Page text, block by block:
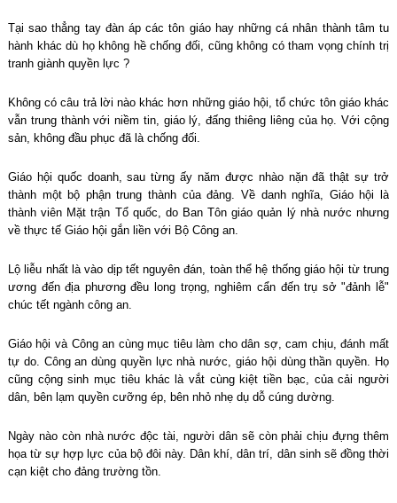
Tại sao thẳng tay đàn áp các tôn giáo hay những cá nhân thành tâm tu
hành khác dù họ không hề chống đối, cũng không có tham vọng chính trị
tranh giành quyền lực ?
Không có câu trả lời nào khác hơn những giáo hội, tổ chức tôn giáo khác
vẫn trung thành với niềm tin, giáo lý, đấng thiêng liêng của họ. Với cộng
sản, không đầu phục đã là chống đối.
Giáo hội quốc doanh, sau từng ấy năm được nhào nặn đã thật sự trở
thành một bộ phận trung thành của đảng. Về danh nghĩa, Giáo hội là
thành viên Mặt trận Tổ quốc, do Ban Tôn giáo quản lý nhà nước nhưng
về thực tế Giáo hội gắn liền với Bộ Công an.
Lộ liễu nhất là vào dịp tết nguyên đán, toàn thể hệ thống giáo hội từ trung
ương đến địa phương đều long trọng, nghiêm cẩn đến trụ sở "đảnh lễ"
chúc tết ngành công an.
Giáo hội và Công an cùng mục tiêu làm cho dân sợ, cam chịu, đánh mất
tự do. Công an dùng quyền lực nhà nước, giáo hội dùng thần quyền. Họ
cũng cộng sinh mục tiêu khác là vắt cùng kiệt tiền bạc, của cải người
dân, bên lạm quyền cưỡng ép, bên nhỏ nhẹ dụ dỗ cúng dường.
Ngày nào còn nhà nước độc tài, người dân sẽ còn phải chịu đựng thêm
họa từ sự hợp lực của bộ đôi này. Dân khí, dân trí, dân sinh sẽ đồng thời
cạn kiệt cho đảng trường tồn.